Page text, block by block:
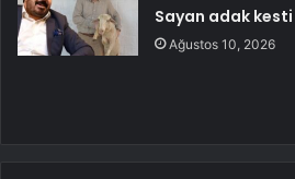
Sayan adak kesti
Ağustos 10, 2026